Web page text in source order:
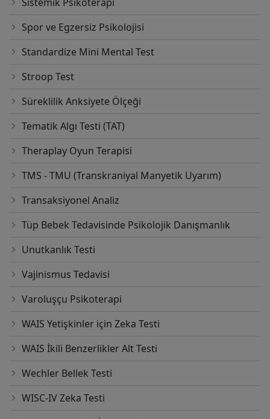
Sistemik Psikoterapi
Spor ve Egzersiz Psikolojisi
Standardize Mini Mental Test
Stroop Test
Süreklilik Anksiyete Ölçeği
Tematik Algı Testi (TAT)
Theraplay Oyun Terapisi
TMS - TMU (Transkraniyal Manyetik Uyarım)
Transaksiyonel Analiz
Tüp Bebek Tedavisinde Psikolojik Danışmanlık
Unutkanlık Testi
Vajinismus Tedavisi
Varoluşçu Psikoterapi
WAIS Yetişkinler için Zeka Testi
WAIS İkili Benzerlikler Alt Testi
Wechler Bellek Testi
WISC-IV Zeka Testi